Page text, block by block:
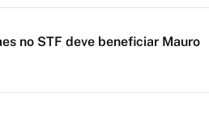
no STF deve beneficiar Mauro